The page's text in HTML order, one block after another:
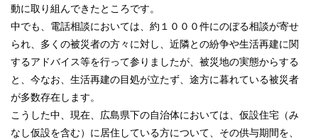
動に取り組んできたところです。
中でも、電話相談においては、約１０００件にのぼる相談が寄せ
られ、多くの被災者の方々に対し、近隣との紛争や生活再建に関
するアドバイス等を行って参りましたが、被災地の実態からする
と、今なお、生活再建の目処が立たず、途方に暮れている被災者
が多数存在します。
こうした中、現在、広島県下の自治体においては、仮設住宅（み
なし仮設を含む）に居住している方について、その供与期間を、